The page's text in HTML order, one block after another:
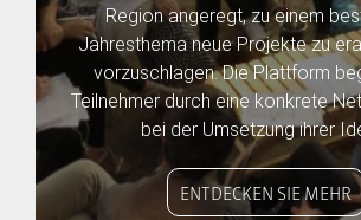
Region angeregt, zu einem
Jahresthema neue Projekte zu
vorzuschlagen. Die Plattform
Teilnehmer durch eine konkrete
bei der Umsetzung ihrer
ENTDECKEN SIE MEHR